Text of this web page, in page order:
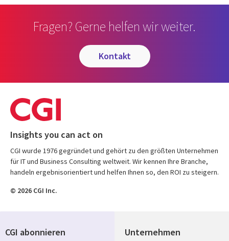
Fragen? Gerne helfen wir weiter.
kontakt
Insights you can act on
CGI wurde 1976 gegründet und gehört zu den größten Unternehmen
für IT und Business Consulting weltweit. Wir kennen Ihre Branche,
handeln ergebnisorientiert und helfen Ihnen so, den ROI zu steigern.
© 2026 CGI Inc.
Unternehmen
CGI abonnieren